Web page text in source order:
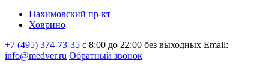
Нахимовский пр-кт
Ховрино
+7 (495) 374-73-35 с 8:00 до 22:00 без выходных Email:
info@medver.ru Обратный звонок